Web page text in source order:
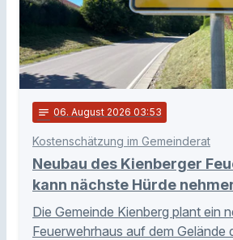
notes 06. August 2026 03:53
Kostenschätzung im Gemeinderat
Neubau des Kienberger
kann nächste Hürde
Die Gemeinde Kienberg plant ein
Feuerwehrhaus auf dem Gelände